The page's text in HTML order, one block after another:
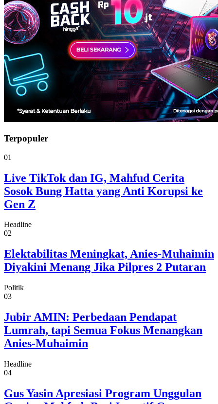
Terpopuler
01
Live TikTok dan IG, Mahfud Cerita
Sosok Bung Hatta yang Anti Korupsi ke
Gen Z
Headline
02
Elektabilitas Meningkat, Anies-Muhaimin
Diyakini Menang Jika Pilpres 2 Putaran
Politik
03
Jubir AMIN: Perbedaan Pendapat
Lumrah, tapi Semua Fokus Menangkan
Anies-Muhaimin
Headline
04
Gus Yasin Apresiasi Program Unggulan